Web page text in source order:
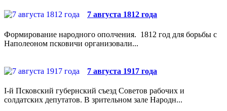
7 августа 1812 года
Формирование народного ополчения. 1812 год для борьбы с
Наполеоном псковичи организовали...
7 августа 1917 года
I-й Псковский губернский съезд Советов рабочих и
солдатских депутатов. В зрительном зале Народн...